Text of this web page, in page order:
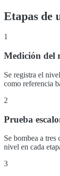
Etapas de
1
Medición del
Se registra el
como referencia
2
Prueba
Se bombea a tres
nivel en cada
3